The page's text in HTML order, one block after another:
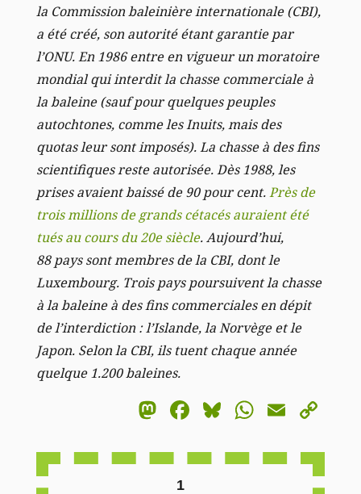
la Commission baleinière internationale (CBI),
a été créé, son autorité étant garantie par
l’ONU. En 1986 entre en vigueur un moratoire
mondial qui interdit la chasse commerciale à
la baleine (sauf pour quelques peuples
autochtones, comme les Inuits, mais des
quotas leur sont imposés). La chasse à des fins
scientifiques reste autorisée. Dès 1988, les
prises avaient baissé de 90 pour cent.Près de
trois millions de grands cétacés auraient été
tués au cours du 20e siècle. Aujourd’hui,
88 pays sont membres de la CBI, dont le
Luxembourg. Trois pays poursuivent la chasse
à la baleine à des fins commerciales en dépit
de l’interdiction : l’Islande, la Norvège et le
Japon. Selon la CBI, ils tuent chaque année
quelque 1.200 baleines.
Mastodon
Facebook
BlueskyEmail
1